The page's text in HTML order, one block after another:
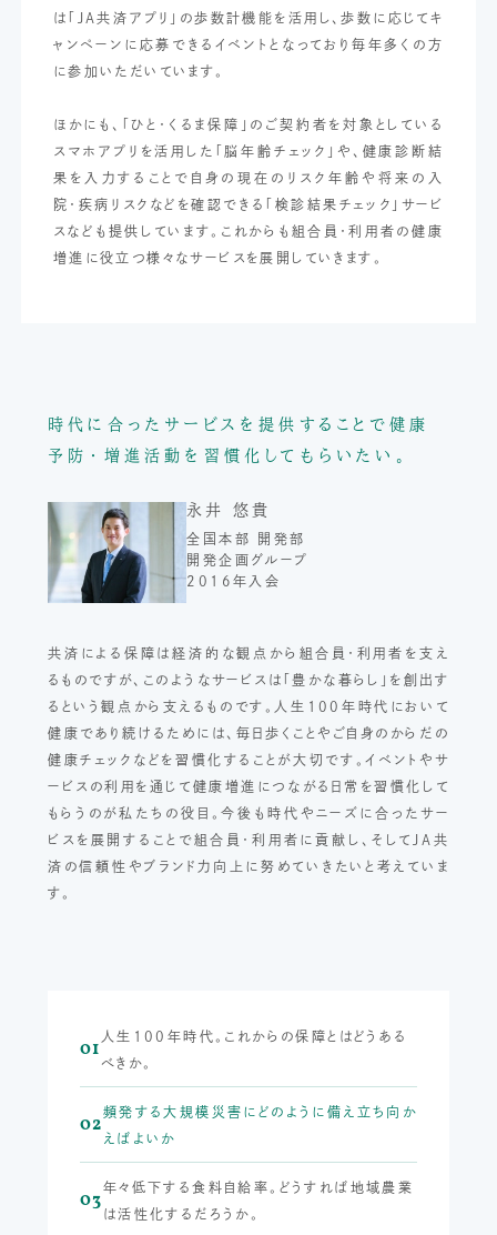
は「JA共済アプリ」の歩数計機能を活用し、歩数に応じてキ
ャンペーンに応募できるイベントとなっており毎年多くの方
に参加いただいています。
ほかにも、「ひと・くるま保障」のご契約者を対象としている
スマホアプリを活用した「脳年齢チェック」や、健康診断結
果を入力することで自身の現在のリスク年齢や将来の入
院・疾病リスクなどを確認できる「検診結果チェック」サービ
スなども提供しています。これからも組合員・利用者の健康
増進に役立つ様々なサービスを展開していきます。
時代に合ったサービスを提供することで 健康
予防・増進活動を習慣化してもらいたい。
永井 悠貴
全国本部 開発部
開発企画グループ
2016年入会
共済による保障は経済的な観点から組合員・利用者を支え
るものですが、このようなサービスは「豊かな暮らし」を創出す
るという観点から支えるものです。人生100年時代において
健康であり続けるためには、毎日歩くことやご自身のからだの
健康チェックなどを習慣化することが大切です。イベントやサ
ービスの利用を通じて健康増進につながる日常を習慣化して
もらうのが私たちの役目。今後も時代やニーズに合ったサー
ビスを展開することで組合員・利用者に貢献し、そしてJA共
済の信頼性やブランド力向上に努めていきたいと考えていま
す。
01
人生100年時代。これからの保障とはどうある
べきか。
02
頻発する大規模災害にどのように備え立ち向か
えばよいか
03
年々低下する食料自給率。どうすれば地域農業
は活性化するだろうか。